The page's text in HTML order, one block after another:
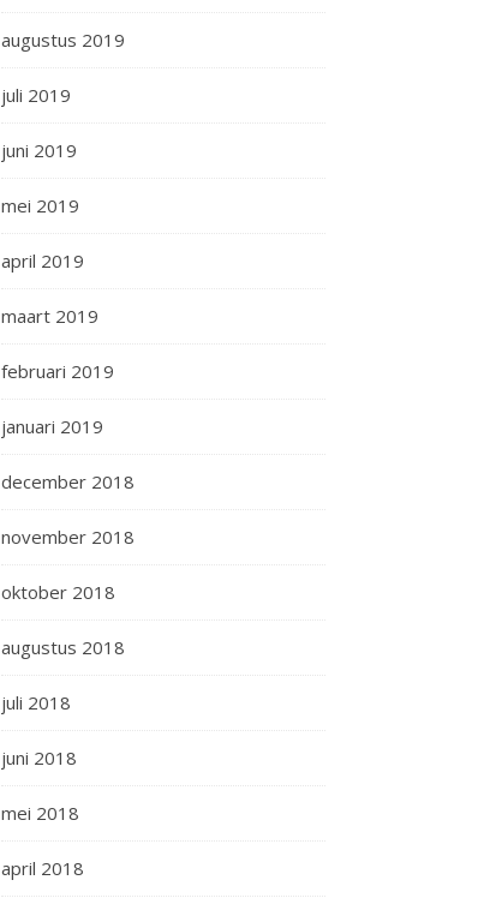
augustus 2019
juli 2019
juni 2019
mei 2019
april 2019
maart 2019
februari 2019
januari 2019
december 2018
november 2018
oktober 2018
augustus 2018
juli 2018
juni 2018
mei 2018
april 2018